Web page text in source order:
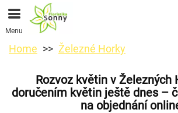
Menu
Home Železné Horky
Rozvoz květin v Železných
doručením květin ještě dnes –
na objednání